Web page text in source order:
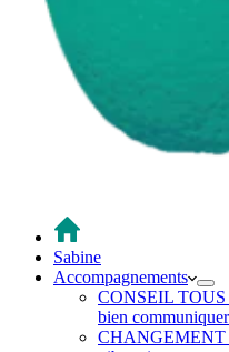
Sabine
Accompagnements
CONSEIL TOUS
bien communiquer
CHANGEMENT